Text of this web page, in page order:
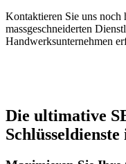
Kontaktieren Sie uns noch
massgeschneiderten
Handwerksunternehmen
Die ultimative